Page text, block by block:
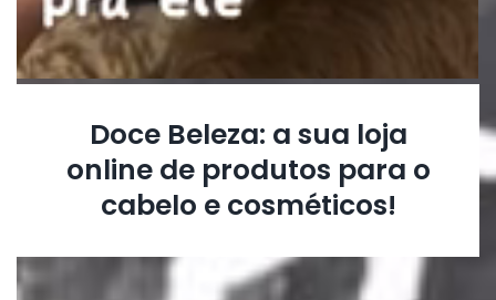
Doce Beleza: a sua loja
online de produtos para o
cabelo e cosméticos!